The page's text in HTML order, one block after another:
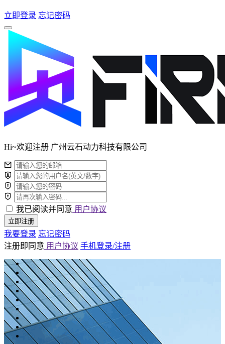
立即登录 忘记密码
Hi~欢迎注册 广州云石动力科技有限公司
我已阅读并同意 用户协议
立即注册
我要登录 忘记密码
注册即同意 用户协议 手机登录/注册